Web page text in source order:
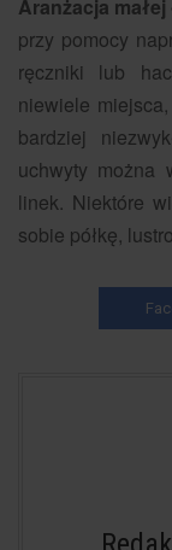
Aranżacja
przy pomocy
ręczniki lub
niewiele
bardziej
uchwyty można
linek. Niektóre
sobie półkę,